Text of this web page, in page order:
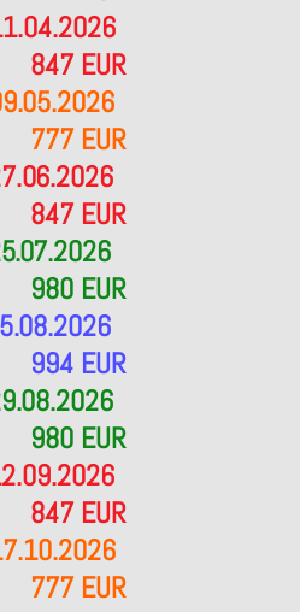
847 EUR
777 EUR
847 EUR
980 EUR
994 EUR
980 EUR
847 EUR
777 EUR